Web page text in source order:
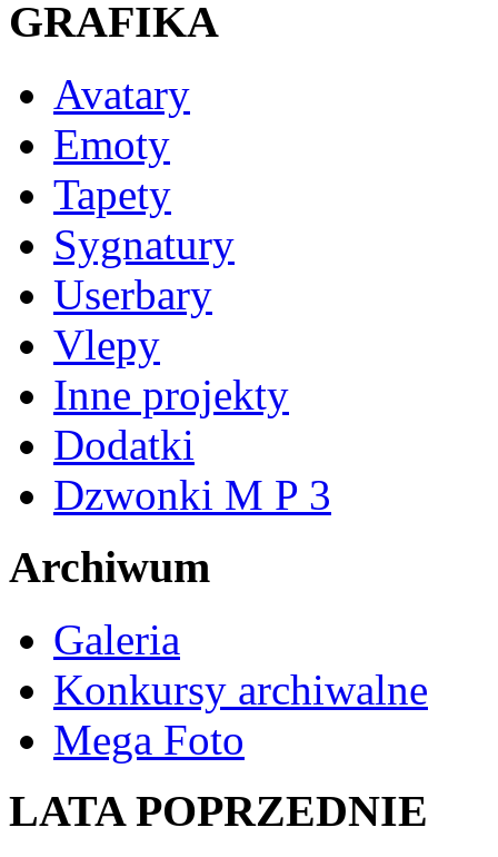
GRAFIKA
Avatary
Emoty
Tapety
Sygnatury
Userbary
Vlepy
Inne projekty
Dodatki
Dzwonki M P 3
Archiwum
Galeria
Konkursy archiwalne
Mega Foto
LATA POPRZEDNIE